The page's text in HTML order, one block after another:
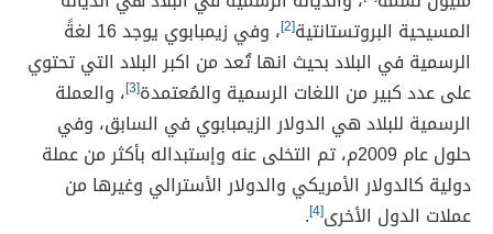
المسيحية البروتستانتية[2]
، وفي زيمبابوي يوجد 16 لغةً
الرسمية في البلاد بحيث انها تُعد من اكبر البلاد التي تحتوي
على عدد كبير من اللغات الرسمية والمُعتمدة[3] ، والعملة
الرسمية للبلاد هي الدولار الزيمبابوي في السابق، وفي
حلول عام 2009م، تم التخلى عنه وإستبداله بأكثر من عملة
دولية كالدولار الأمريكي والدولار الأسترالي وغيرها من
عملات الدول الأخرى[4]
.